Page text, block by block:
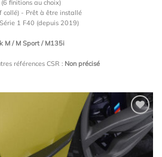
finitions au choix)
collé) - Prêt à être installé
1 F40 (depuis 2019)
M / M Sport / M135i
références CSR : Non précisé
Ajouter
à la